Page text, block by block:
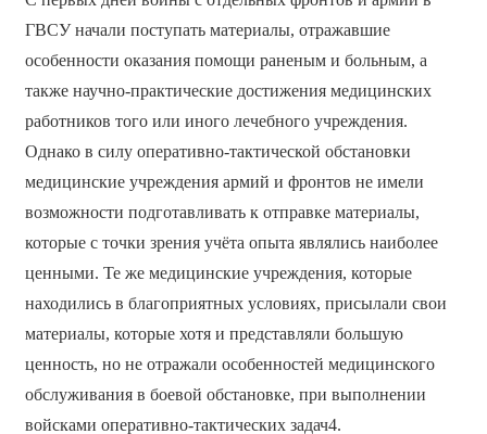
ГВСУ начали поступать материалы, отражавшие
особенности оказания помощи раненым и больным, а
также научно-практические достижения медицинских
работников того или иного лечебного учреждения.
Однако в силу оперативно-тактической обстановки
медицинские учреждения армий и фронтов не имели
возможности подготавливать к отправке материалы,
которые с точки зрения учёта опыта являлись наиболее
ценными. Те же медицинские учреждения, которые
находились в благоприятных условиях, присылали свои
материалы, которые хотя и представляли большую
ценность, но не отражали особенностей медицинского
обслуживания в боевой обстановке, при выполнении
войсками оперативно-тактических задач4.